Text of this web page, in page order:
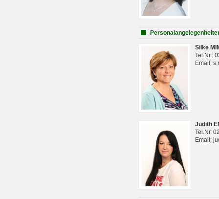
Silke
Tel.Nr.:
Email:
Judith
Tel.Nr.
Email: